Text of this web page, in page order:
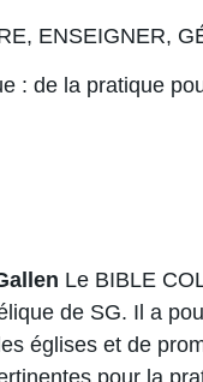
ENSEIGNER,
: de la pratique
Le BIBLE
de SG. Il a
églises et de